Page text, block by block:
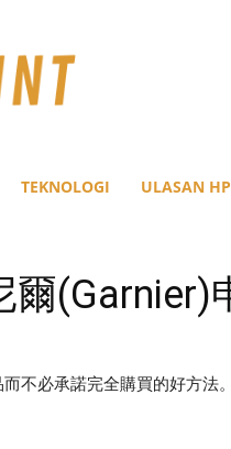
TEKNOLOGI ULASAN
爾(Garnier)
不必承諾完全購買的好方法